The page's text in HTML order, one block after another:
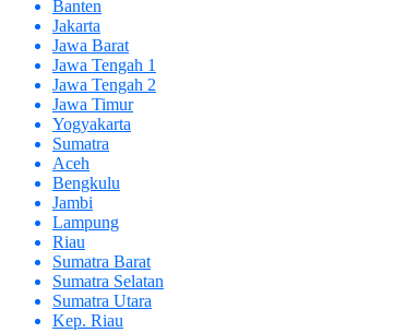
Banten
Jakarta
Jawa Barat
Jawa Tengah 1
Jawa Tengah 2
Jawa Timur
Yogyakarta
Sumatra
Aceh
Bengkulu
Jambi
Lampung
Riau
Sumatra Barat
Sumatra Selatan
Sumatra Utara
Kep. Riau